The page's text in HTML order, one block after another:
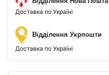
Доставка по Україні
Відділення Укрпошти
Доставка по Україні